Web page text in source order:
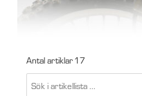
Antal artiklar 17